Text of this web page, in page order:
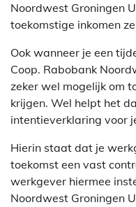
Noordwest Groningen
toekomstige inkomen
Ook wanneer je een
Coop. Rabobank
zeker wel mogelijk om
krijgen. Wel helpt het
intentieverklaring voor
Hierin staat dat je
toekomst een vast
werkgever hiermee
Noordwest Groningen